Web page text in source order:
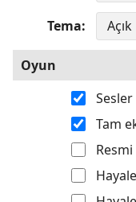
Tema
Oyun
Sesler
Tam